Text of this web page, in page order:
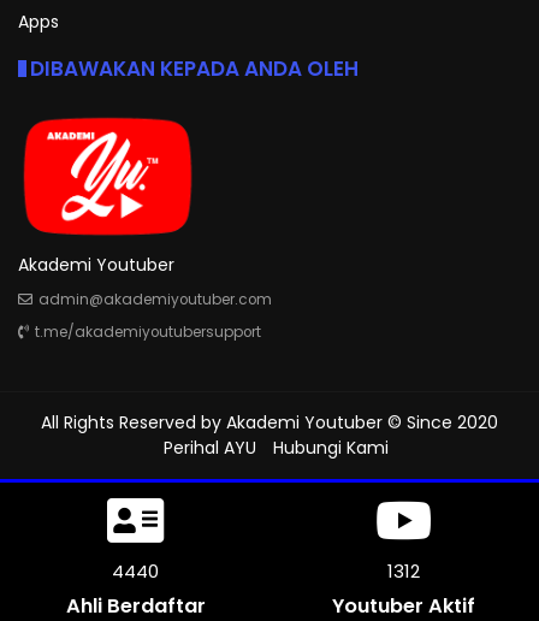
Apps
DIBAWAKAN KEPADA ANDA OLEH
Akademi Youtuber
admin@akademiyoutuber.com
t.me/akademiyoutubersupport
All Rights Reserved by Akademi Youtuber © Since 2020
Perihal AYU
Hubungi Kami
4827
Ahli Berdaftar
1312
Youtuber Aktif